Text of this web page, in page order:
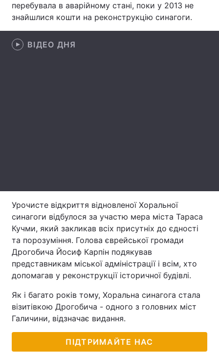
Відео з Youtube Статті
Інтерв'ю Думки
Архів
перебувала в аварійному стані, поки у 2013 не
знайшлися кошти на реконструкцію синагоги.
ВІДЕО ДНЯ
Урочисте відкриття відновленої Хоральної
синагоги відбулося за участю мера міста Тараса
Кучми, який закликав всіх присутніх до єдності
та порозуміння. Голова єврейської громади
Дрогобича Йосиф Карпін подякував
представникам міської адміністрації і всім, хто
допомагав у реконструкції історичної будівлі.
Як і багато років тому, Хоральна синагога стала
візитівкою Дрогобича - одного з головних міст
Галичини, відзначає видання.
ПІДТРИМАЙТЕ НАС